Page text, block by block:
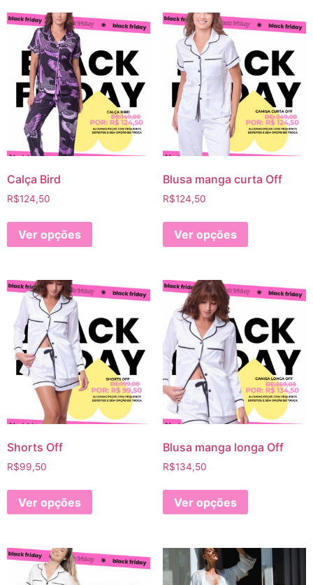
Calça Bird
R$124,50
Ver opções
Blusa manga curta Off
R$124,50
Ver opções
Shorts Off
R$99,50
Ver opções
Blusa manga longa Off
R$134,50
Ver opções